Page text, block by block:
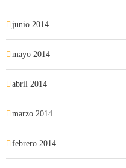
junio 2014
mayo 2014
abril 2014
marzo 2014
febrero 2014